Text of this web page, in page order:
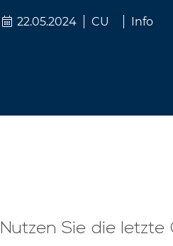
22.05.2024 CU Info
Nutzen Sie die letzte